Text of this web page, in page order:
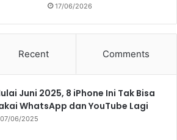
17/06/2026
Recent Comments
Juni 2025, 8 iPhone Ini Tak Bisa
WhatsApp dan YouTube Lagi
07/06/2025